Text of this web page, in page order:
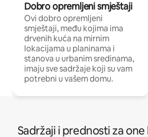
Dobro opremljeni smještaji
Ovi dobro opremljeni
smještaji, među kojima ima
drvenih kuća na mirnim
lokacijama u planinama i
stanova u urbanim sredinama,
imaju sve sadržaje koji su vam
potrebni u vašem domu.
Sadržaji i prednosti za